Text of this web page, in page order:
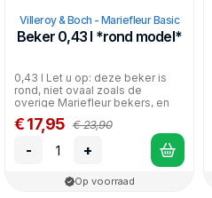
Villeroy & Boch - Mariefleur Basic
Beker 0,43 l *rond model*
0,43 l Let u op: deze beker is
rond, niet ovaal zoals de
overige Mariefleur bekers, en
heeft ook geen...
€ 17,95 € 23,90
- +
Op voorraad